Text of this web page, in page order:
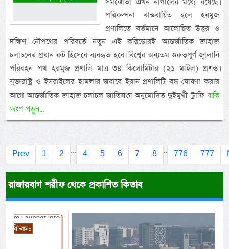
পরিকল্পনা বাস্তবায়িত হলে হরমুজ
প্রণালিতে বর্তমানে আলোচিত উত্তর ও
দক্ষিণ নৌপথের পরিবর্তে নতুন এই করিডোরই আন্তর্জাতিক জাহাজ
চলাচলের প্রধান রুট হিসেবে ব্যবহৃত হবে। বিশ্বের অন্যতম গুরুত্বপূর্ণ জ্বালানি
পরিবহন পথ হরমুজ প্রণালি মাত্র ৩৪ কিলোমিটার (২১ মাইল) প্রশস্ত।
যুক্তরাষ্ট্র ও ইসরাইলের হামলার জবাবে ইরান প্রণালিটি বন্ধ ঘোষণা করার
আগে আন্তর্জাতিক জাহাজ চলাচল জাতিসংঘ অনুমোদিত দুইমুখী ট্রাফি বাকি
অংশ পড়ুন...
Prev 1 2 ... 4 5 6 7 8 .. 776 777
রাজারবাগ শরীফ থেকে প্রকাশিত কিতাব